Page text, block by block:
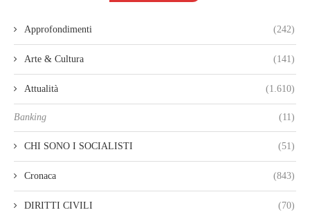
Approfondimenti (242)
Arte & Cultura (141)
Attualità (1.610)
Banking (11)
CHI SONO I SOCIALISTI (51)
Cronaca (843)
DIRITTI CIVILI (70)